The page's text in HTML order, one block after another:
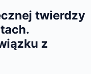
twierdzy
z